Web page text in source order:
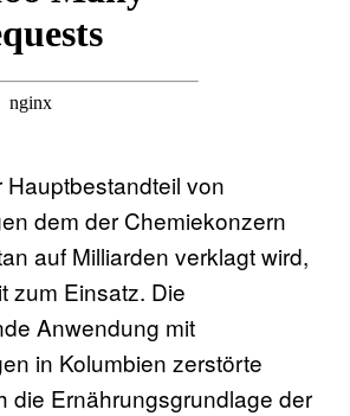
Hauptbestandteil von
dem der Chemiekonzern
auf Milliarden verklagt wird,
zum Einsatz. Die
Anwendung mit
in Kolumbien zerstörte
die Ernährungsgrundlage der